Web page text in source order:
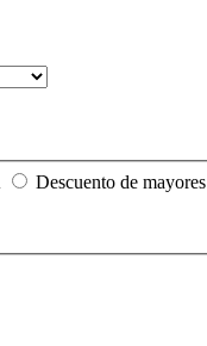
Descuento de mayores